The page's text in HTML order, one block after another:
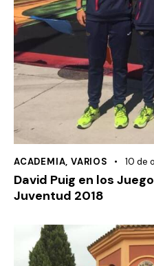
ACADEMIA,VARIOS 10 de
David Puig en los
Juventud 2018